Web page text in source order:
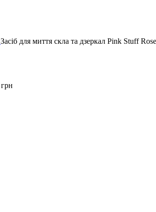
Засіб для миття скла та дзеркал Pink Stuff
грн